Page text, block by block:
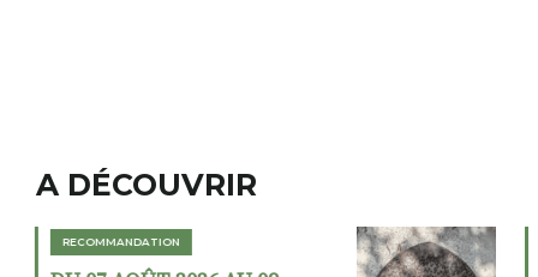
A DÉCOUVRIR